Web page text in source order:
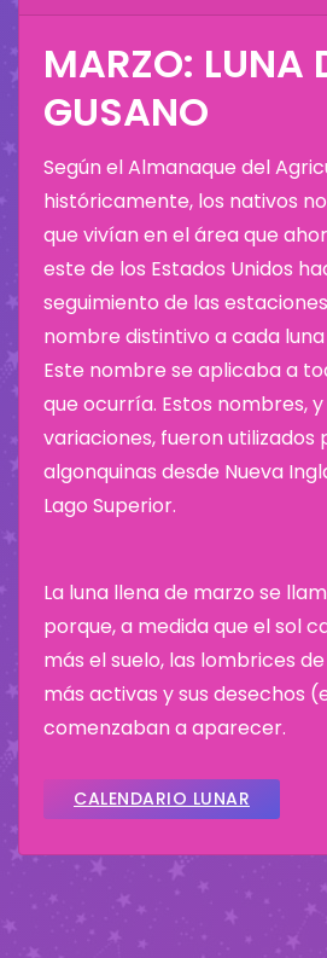
MARZO: LUNA
GUSANO
Según el Almanaque del
históricamente, los nativos
que vivían en el área que
este de los Estados Unidos
seguimiento de las
nombre distintivo a cada
Este nombre se aplicaba a
que ocurría. Estos nombres,
variaciones, fueron utilizados
algonquinas desde Nueva
Lago Superior.
La luna llena de marzo se
porque, a medida que el sol
más el suelo, las lombrices
más activas y sus desechos
comenzaban a aparecer.
CALENDARIO LUNAR